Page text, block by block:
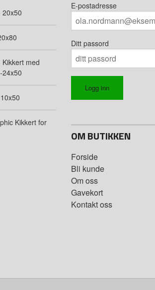
20x50
med
24x50
Kikkert for
E-postadresse
Ditt passord
OM BUTIKKEN
Forside
Bli kunde
Om oss
Gavekort
Kontakt oss